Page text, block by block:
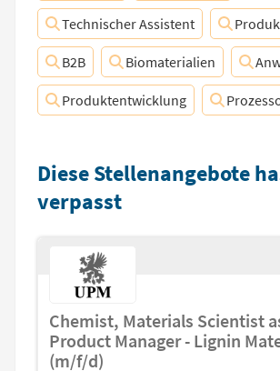
Technischer Assistent
B2B Biomaterialien
Produktentwicklung
Diese Stellenangebote
verpasst
Chemist, Materials Scientist
Product Manager - Lignin
(m/f/d)